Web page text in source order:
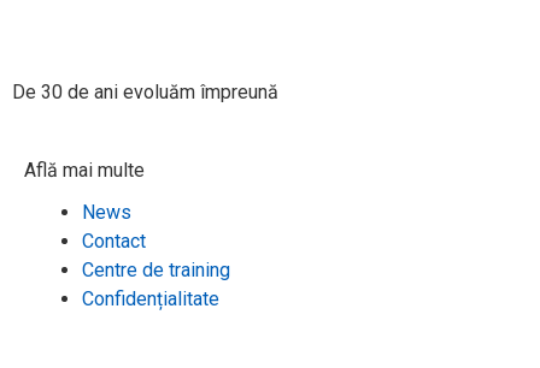
De 30 de ani evoluăm împreună​
Află mai multe
News
Contact
Centre de training
Confidențialitate